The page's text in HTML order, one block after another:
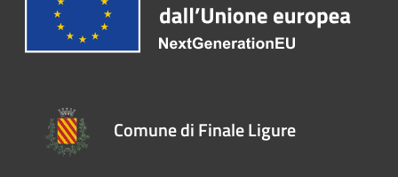
Comune di Finale Ligure